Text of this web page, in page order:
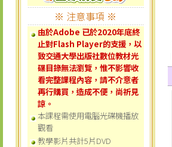
※ 注意事項 ※
由於Adobe 已於2020年底終
止對Flash Player的支援，以
致交通大學出版社數位教材光
碟目錄無法瀏覽，惟不影響收
看完整課程內容，請不介意者
再行購買，造成不便，尚祈見
諒。
本課程需使用電腦光碟機播放
觀看
教學影片共計5片DVD